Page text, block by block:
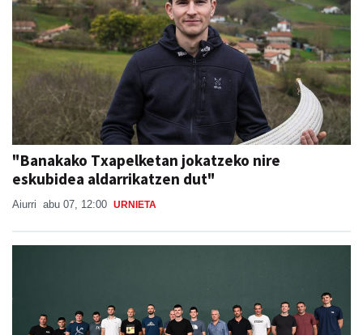
"Banakako Txapelketan jokatzeko nire
eskubidea aldarrikatzen dut"
Aiurri abu 07, 12:00 URNIETA